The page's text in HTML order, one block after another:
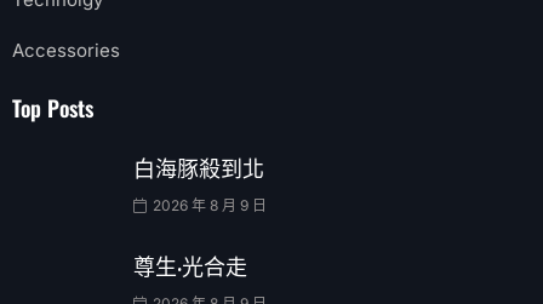
Accessories
Top Posts
白海豚殺到北
2026 年 8 月 9 日
尊生·光合走